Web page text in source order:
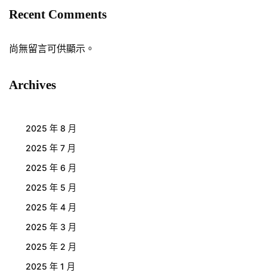
Recent Comments
尚無留言可供顯示。
Archives
2025 年 8 月
2025 年 7 月
2025 年 6 月
2025 年 5 月
2025 年 4 月
2025 年 3 月
2025 年 2 月
2025 年 1 月